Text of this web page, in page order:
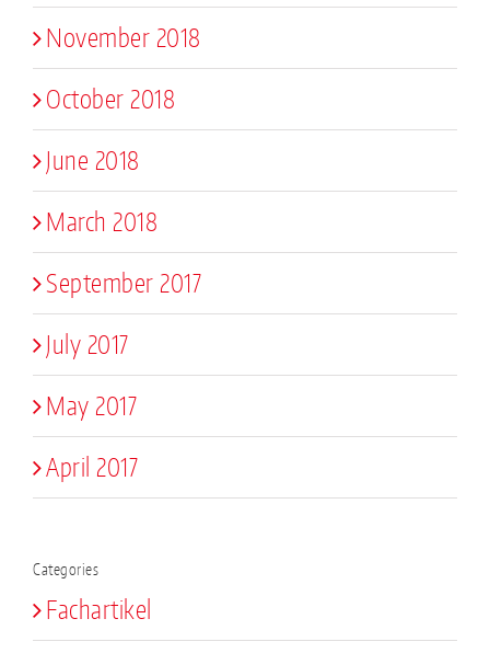
November 2018
October 2018
June 2018
March 2018
September 2017
July 2017
May 2017
April 2017
Categories
Fachartikel